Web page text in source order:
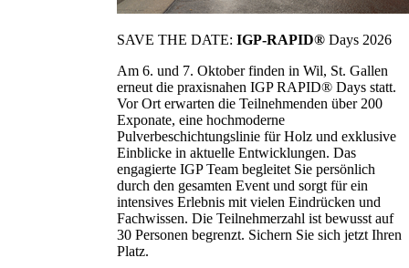
SAVE THE DATE: IGP-RAPID® Days 2026
Am 6. und 7. Oktober finden in Wil, St. Gallen
erneut die praxisnahen IGP RAPID® Days statt.
Vor Ort erwarten die Teilnehmenden über 200
Exponate, eine hochmoderne
Pulverbeschichtungslinie für Holz und exklusive
Einblicke in aktuelle Entwicklungen. Das
engagierte IGP Team begleitet Sie persönlich
durch den gesamten Event und sorgt für ein
intensives Erlebnis mit vielen Eindrücken und
Fachwissen. Die Teilnehmerzahl ist bewusst auf
30 Personen begrenzt. Sichern Sie sich jetzt Ihren
Platz.